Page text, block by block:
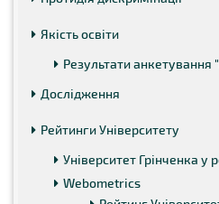
Якість освіти
Результати анкетування
Дослідження
Рейтинги Університету
Університет Грінченка у
Webometrics